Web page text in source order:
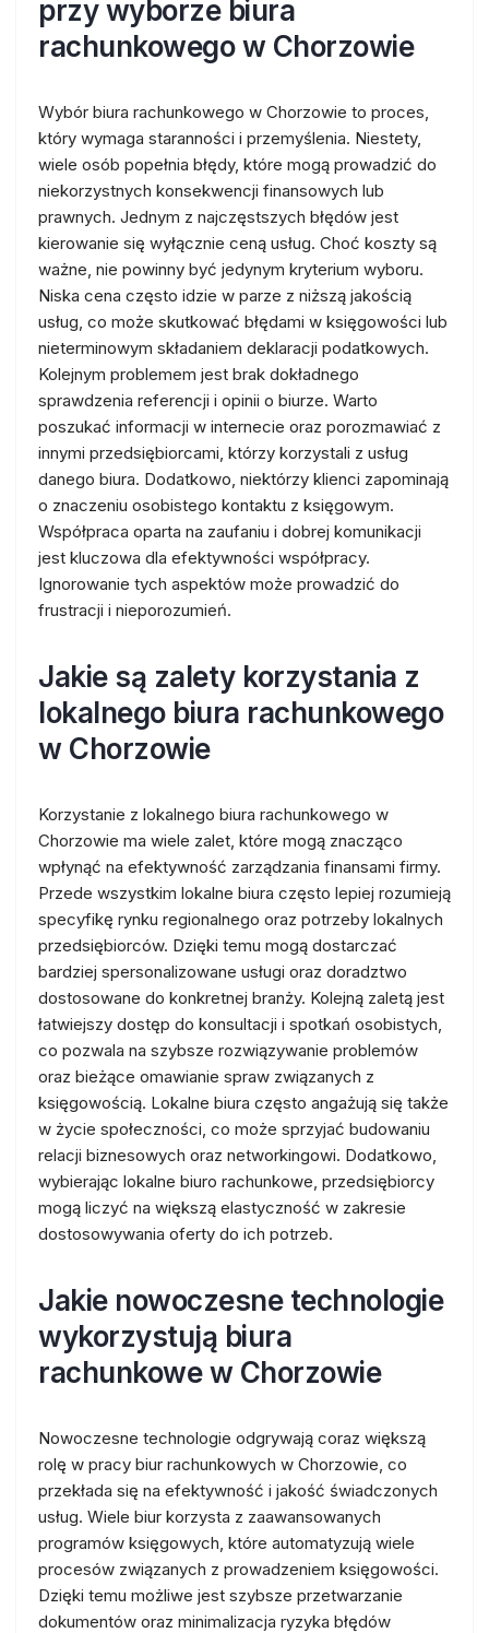
przy wyborze biura
rachunkowego w Chorzowie
Wybór biura rachunkowego w Chorzowie to proces,
który wymaga staranności i przemyślenia. Niestety,
wiele osób popełnia błędy, które mogą prowadzić do
niekorzystnych konsekwencji finansowych lub
prawnych. Jednym z najczęstszych błędów jest
kierowanie się wyłącznie ceną usług. Choć koszty są
ważne, nie powinny być jedynym kryterium wyboru.
Niska cena często idzie w parze z niższą jakością
usług, co może skutkować błędami w księgowości lub
nieterminowym składaniem deklaracji podatkowych.
Kolejnym problemem jest brak dokładnego
sprawdzenia referencji i opinii o biurze. Warto
poszukać informacji w internecie oraz porozmawiać z
innymi przedsiębiorcami, którzy korzystali z usług
danego biura. Dodatkowo, niektórzy klienci zapominają
o znaczeniu osobistego kontaktu z księgowym.
Współpraca oparta na zaufaniu i dobrej komunikacji
jest kluczowa dla efektywności współpracy.
Ignorowanie tych aspektów może prowadzić do
frustracji i nieporozumień.
Jakie są zalety korzystania z
lokalnego biura rachunkowego
w Chorzowie
Korzystanie z lokalnego biura rachunkowego w
Chorzowie ma wiele zalet, które mogą znacząco
wpłynąć na efektywność zarządzania finansami firmy.
Przede wszystkim lokalne biura często lepiej rozumieją
specyfikę rynku regionalnego oraz potrzeby lokalnych
przedsiębiorców. Dzięki temu mogą dostarczać
bardziej spersonalizowane usługi oraz doradztwo
dostosowane do konkretnej branży. Kolejną zaletą jest
łatwiejszy dostęp do konsultacji i spotkań osobistych,
co pozwala na szybsze rozwiązywanie problemów
oraz bieżące omawianie spraw związanych z
księgowością. Lokalne biura często angażują się także
w życie społeczności, co może sprzyjać budowaniu
relacji biznesowych oraz networkingowi. Dodatkowo,
wybierając lokalne biuro rachunkowe, przedsiębiorcy
mogą liczyć na większą elastyczność w zakresie
dostosowywania oferty do ich potrzeb.
Jakie nowoczesne technologie
wykorzystują biura
rachunkowe w Chorzowie
Nowoczesne technologie odgrywają coraz większą
rolę w pracy biur rachunkowych w Chorzowie, co
przekłada się na efektywność i jakość świadczonych
usług. Wiele biur korzysta z zaawansowanych
programów księgowych, które automatyzują wiele
procesów związanych z prowadzeniem księgowości.
Dzięki temu możliwe jest szybsze przetwarzanie
dokumentów oraz minimalizacja ryzyka błędów